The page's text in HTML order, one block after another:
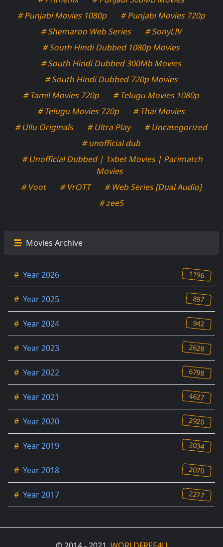
# Punjabi Movies 1080p
# Punjabi Movies 720p
# Shemaroo Web Series
# SonyLIV
# South Hindi Dubbed 1080p Movies
# South Hindi Dubbed 300Mb Movies
# South Hindi Dubbed 720p Movies
# Tamil Movies 720p
# Telugu Movies 1080p
# Telugu Movies 720p
# Thai Movies
# Ullu Originals
# Ultra Play
# Uncategorized
# unofficial dub
# Unofficial Dubbed | 1xbet Movies | Parimatch
Movies
# Voot
# VrOTT
# Web Series [Dual Audio]
# zee5
Movies Archive
# Year 2026 1196
# Year 2025 897
# Year 2024 942
# Year 2023 2628
# Year 2022 6798
# Year 2021 4627
# Year 2020 2920
# Year 2019 2034
# Year 2018 2070
# Year 2017 2277